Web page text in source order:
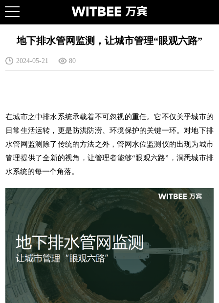
地下排水管网监测，让城市管理“眼观六路”
2024-05-21 80
在城市之中排水系统承载着不可忽视的重任。它不仅关乎城市的
日常生活运转，更是防洪防涝、环境保护的关键一环。对地下排
水管网监测除了传统的方法之外，管网水位监测仪的出现为城市
管理提供了全新的视角，让管理者能够“眼观六路”，洞悉城市排
水系统的每一个角落。